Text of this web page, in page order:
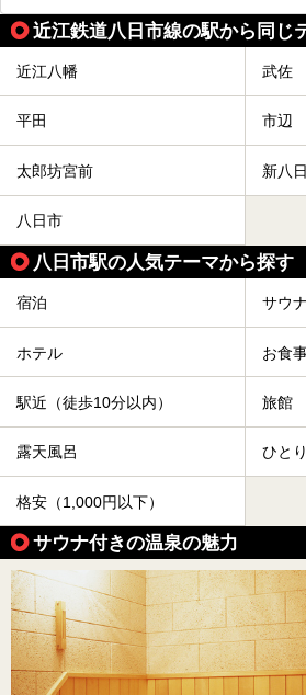
近江鉄道八日市線の駅から同じ
近江八幡 武佐
平田 市辺
太郎坊宮前 新八
八日市
八日市駅の人気テーマから探す
宿泊 サウナ
ホテル お食
駅近（徒歩10分以内） 旅館
露天風呂 ひと
格安（1,000円以下）
サウナ付きの温泉の魅力